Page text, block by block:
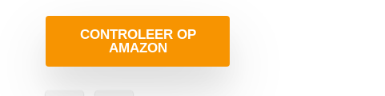
CONTROLEER OP
AMAZON